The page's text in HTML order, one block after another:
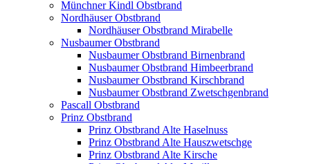
Münchner Kindl Obstbrand
Nordhäuser Obstbrand
Nordhäuser Obstbrand Mirabelle
Nusbaumer Obstbrand
Nusbaumer Obstbrand Birnenbrand
Nusbaumer Obstbrand Himbeerbrand
Nusbaumer Obstbrand Kirschbrand
Nusbaumer Obstbrand Zwetschgenbrand
Pascall Obstbrand
Prinz Obstbrand
Prinz Obstbrand Alte Haselnuss
Prinz Obstbrand Alte Hauszwetschge
Prinz Obstbrand Alte Kirsche